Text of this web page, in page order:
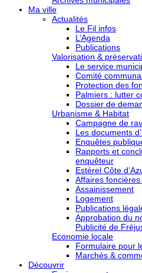
Ma ville
Actualités
Le Fil infos
L’Agenda
Publications
Valorisation &
Le service
Comité
Protection des
Palmiers : lutter
Dossier de
Urbanisme & Habitat
Campagne de
Les documents
Enquêtes
Rapports et
enquêteur
Estérel Côte
Affaires
Assainissement
Logement
Publications
Approbation du
Publicité de
Economie locale
Formulaire pour
Marchés &
Découvrir